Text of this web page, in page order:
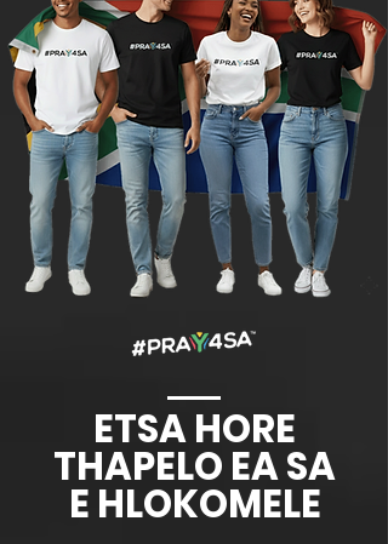
ETSA HORE
THAPELO EA SA
E HLOKOMELE